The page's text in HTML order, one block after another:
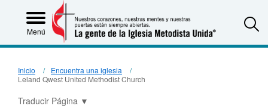
Menú
Inicio
Encuentra una iglesia
Leland Qwest United Methodist Church
Traducir Página ▼